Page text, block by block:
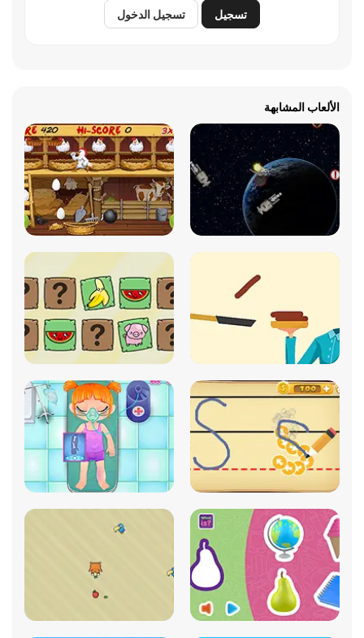
تسجيل تسجيل الدخول
الألعاب المشابهة